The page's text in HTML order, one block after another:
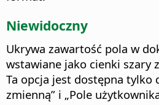
Niewidoczny
Ukrywa zawartość pola w
wstawiane jako cienki szary
Ta opcja jest dostępna tylko
zmienną” i „Pole